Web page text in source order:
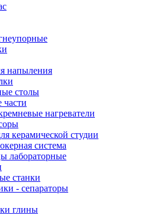
напыления
столы
части
нагреватели
керамической студии
система
лабораторные
станки
- сепараторы
глины